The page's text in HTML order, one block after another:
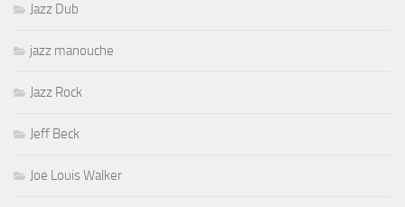
Jazz Dub
jazz manouche
Jazz Rock
Jeff Beck
Joe Louis Walker